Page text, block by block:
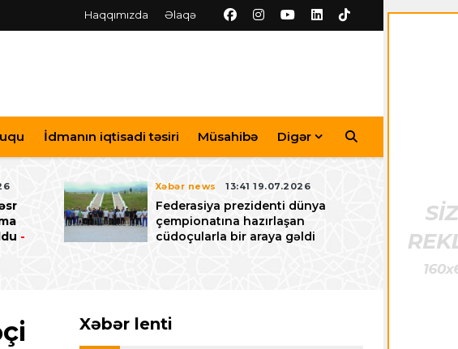
Haqqımızda Əlaqə
İdmanın iqtisadi təsiri Müsahibə Digər
-
Xəbər news 13:41 19.07.2026
Federasiya prezidenti dünya
çempionatına hazırlaşan
cüdoçularla bir araya gəldi
Xəbər lenti